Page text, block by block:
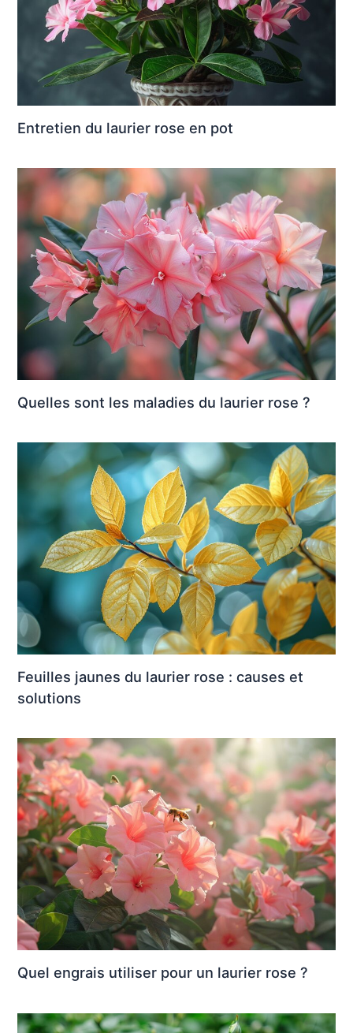
Entretien du laurier rose en pot
Quelles sont les maladies du laurier rose ?
Feuilles jaunes du laurier rose : causes et
solutions
Quel engrais utiliser pour un laurier rose ?